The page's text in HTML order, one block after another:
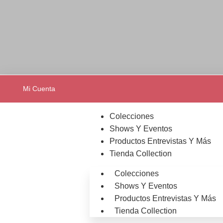
Mi Cuenta
Colecciones
Shows Y Eventos
Productos Entrevistas Y Más
Tienda Collection
Colecciones
Shows Y Eventos
Productos Entrevistas Y Más
Tienda Collection